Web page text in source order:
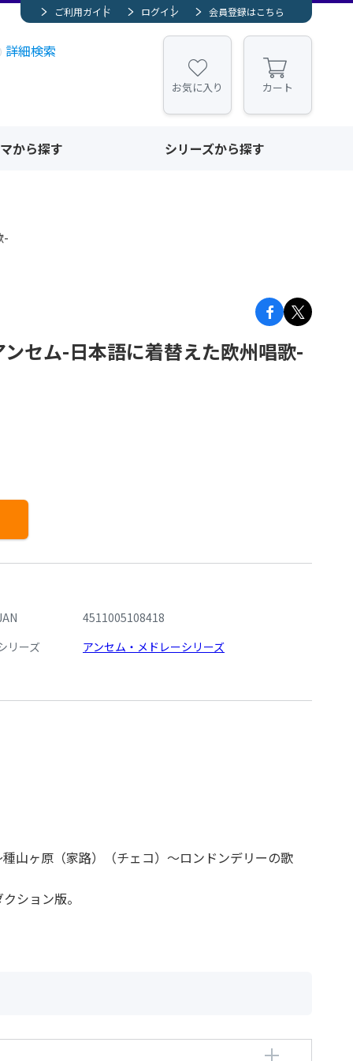
ご利用ガイド ログイン 会員登録はこちら
詳細検索
お気に入り カート
から探す シリーズから探す
-
セム-日本語に着替えた欧州唱歌-
4511005108418
リーズ
アンセム・メドレーシリーズ
山ヶ原（家路）（チェコ）～ロンドンデリーの歌
ション版。